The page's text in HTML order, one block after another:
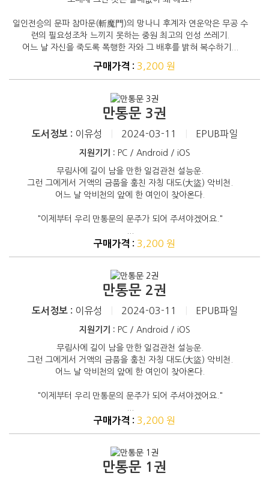
일인전승의 문파 참마문(斬魔門)의 망나니 후계자 연운악은 무공 수
련의 필요성조차 느끼지 못하는 중원 최고의 인성 쓰레기.
어느 날 자신을 죽도록 폭행한 자와 그 배후를 밝혀 복수하기...
구매가격 : 3,200 원
만통문 3권
도서정보 : 이유성 2024-03-11 EPUB파일
지원기기 : PC / Android / iOS
무림사에 길이 남을 만한 일검관천 설능운.
그런 그에게서 거액의 금품을 훔친 자칭 대도(大盜) 악비천.
어느 날 악비천의 앞에 한 여인이 찾아온다.
"이제부터 우리 만통문의 문주가 되어 주셔야겠어요."
구매가격 : 3,200 원
만통문 2권
도서정보 : 이유성 2024-03-11 EPUB파일
지원기기 : PC / Android / iOS
무림사에 길이 남을 만한 일검관천 설능운.
그런 그에게서 거액의 금품을 훔친 자칭 대도(大盜) 악비천.
어느 날 악비천의 앞에 한 여인이 찾아온다.
"이제부터 우리 만통문의 문주가 되어 주셔야겠어요."
구매가격 : 3,200 원
만통문 1권